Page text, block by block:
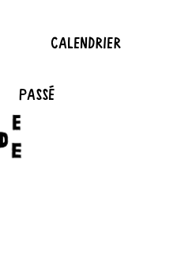
CALENDRIER
PASSÉ